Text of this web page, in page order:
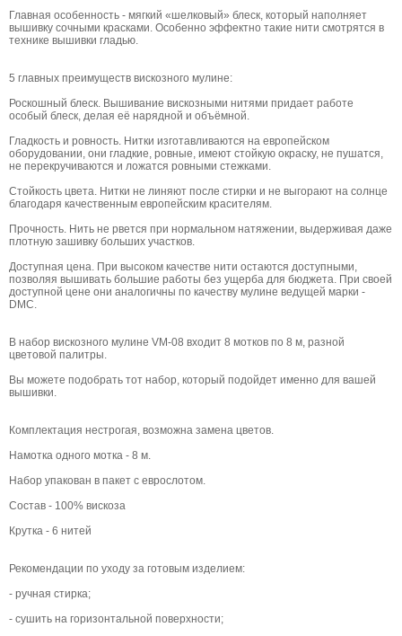
Главная особенность - мягкий «шелковый» блеск, который наполняет
вышивку сочными красками. Особенно эффектно такие нити смотрятся в
технике вышивки гладью.
5 главных преимуществ вискозного мулине:
Роскошный блеск. Вышивание вискозными нитями придает работе
особый блеск, делая её нарядной и объёмной.
Гладкость и ровность. Нитки изготавливаются на европейском
оборудовании, они гладкие, ровные, имеют стойкую окраску, не пушатся,
не перекручиваются и ложатся ровными стежками.
Стойкость цвета. Нитки не линяют после стирки и не выгорают на солнце
благодаря качественным европейским красителям.
Прочность. Нить не рвется при нормальном натяжении, выдерживая даже
плотную зашивку больших участков.
Доступная цена. При высоком качестве нити остаются доступными,
позволяя вышивать большие работы без ущерба для бюджета. При своей
доступной цене они аналогичны по качеству мулине ведущей марки -
DMС.
В набор вискозного мулине VM-08 входит 8 мотков по 8 м, разной
цветовой палитры.
Вы можете подобрать тот набор, который подойдет именно для вашей
вышивки.
Комплектация нестрогая, возможна замена цветов.
Намотка одного мотка - 8 м.
Набор упакован в пакет с еврослотом.
Состав - 100% вискоза
Крутка - 6 нитей
Рекомендации по уходу за готовым изделием:
- ручная стирка;
- сушить на горизонтальной поверхности;